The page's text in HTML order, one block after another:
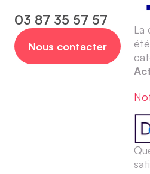
03 87 35 57 57
Nous contacter
La